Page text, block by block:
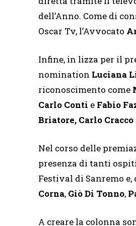
dell’Anno. Come di
Oscar Tv, l’Avvocato
Infine, in lizza per il
nomination Luciana
riconoscimento come
Carlo Conti e Fabio
Briatore, Carlo Cracco
Nel corso delle
presenza di tanti
Festival di Sanremo
Corna, Giò Di Tonno,
A creare la colonna